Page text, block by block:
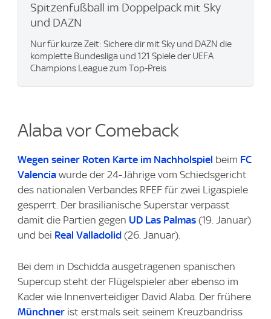
Spitzenfußball im Doppelpack mit Sky
und DAZN
Nur für kurze Zeit: Sichere dir mit Sky und DAZN die
komplette Bundesliga und 121 Spiele der UEFA
Champions League zum Top-Preis
Alaba vor Comeback
Wegen seiner Roten Karte im Nachholspiel beim FC
Valencia wurde der 24-Jährige vom Schiedsgericht
des nationalen Verbandes RFEF für zwei Ligaspiele
gesperrt. Der brasilianische Superstar verpasst
damit die Partien gegen UD Las Palmas (19. Januar)
und bei Real Valladolid (26. Januar).
Bei dem in Dschidda ausgetragenen spanischen
Supercup steht der Flügelspieler aber ebenso im
Kader wie Innenverteidiger David Alaba. Der frühere
Münchner ist erstmals seit seinem Kreuzbandriss